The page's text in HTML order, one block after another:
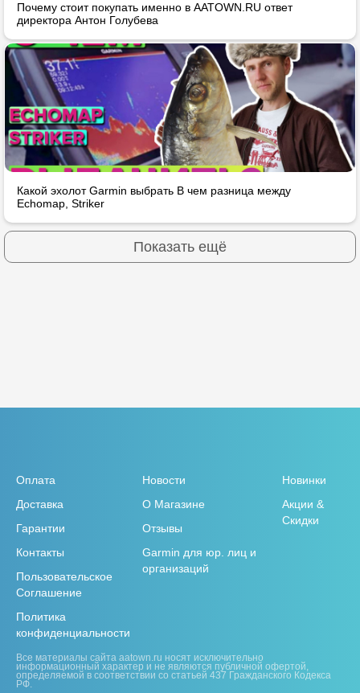
Почему стоит покупать именно в AATOWN.RU ответ
директора Антон Голубева
Какой эхолот Garmin выбрать В чем разница между
Echomap, Striker
Показать ещё
Оплата
Доставка
Гарантии
Контакты
Пользовательское
Соглашение
Политика
конфиденциальности
Новости
О Магазине
Отзывы
Garmin для юр. лиц и
организаций
Новинки
Акции &
Скидки
Все материалы сайта aatown.ru носят исключительно
информационный характер и не являются публичной офертой,
определяемой в соответствии со статьей 437 Гражданского Кодекса
РФ.